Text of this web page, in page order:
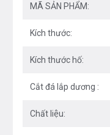
Có 3 màu sắc
gian
đảm bảo bền
Bát rác thiết kế
MÃ SẢN PHẨM:
Kích thước:
Kích thước hố:
Cắt đá lắp dương :
Chất liệu: